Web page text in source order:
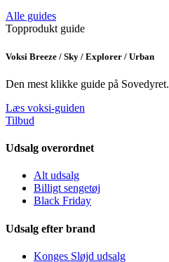
Alle guides
Topprodukt guide
Voksi Breeze / Sky / Explorer / Urban
Den mest klikke guide på Sovedyret.
Læs voksi-guiden
Tilbud
Udsalg overordnet
Alt udsalg
Billigt sengetøj
Black Friday
Udsalg efter brand
Konges Sløjd udsalg